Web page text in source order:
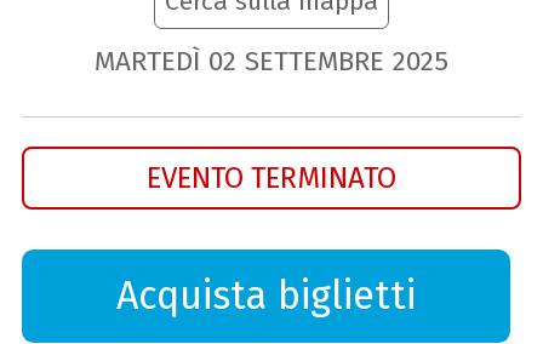
MARTEDÌ 02 SETTEMBRE 2025
EVENTO TERMINATO
Acquista biglietti